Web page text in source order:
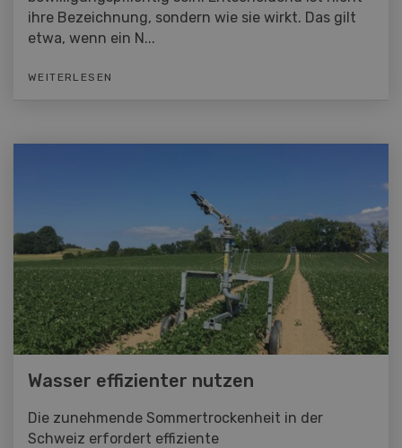
ihre Bezeichnung, sondern wie sie wirkt. Das gilt
etwa, wenn ein N...
WEITERLESEN
Wasser effizienter nutzen
Die zunehmende Sommertrockenheit in der
Schweiz erfordert effiziente